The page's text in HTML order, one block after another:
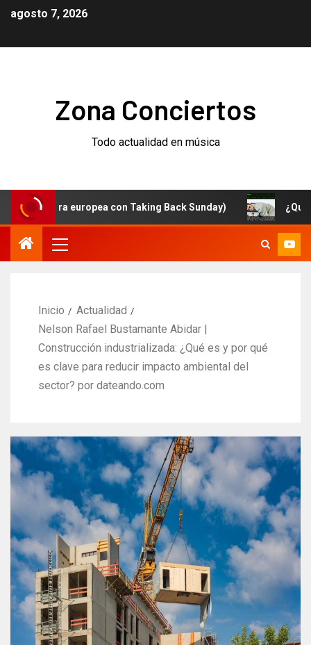
agosto 7, 2026
Zona Conciertos
Todo actualidad en música
gira europea con Taking Back Sunday) ¿Qué está
Inicio
Actualidad
Nelson Rafael Bustamante Abidar |
Construcción industrializada: ¿Qué es y por qué
es clave para reducir impacto ambiental del
sector? por dateando.com